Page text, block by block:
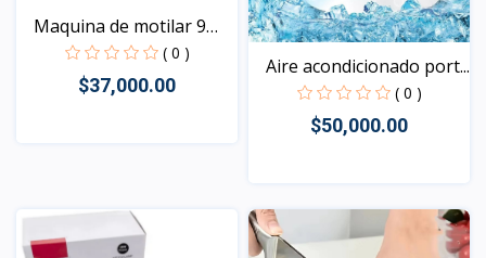
Maquina de motilar 9
( 0 )
$37,000.00
Aire acondicionado port...
( 0 )
$50,000.00
Vista